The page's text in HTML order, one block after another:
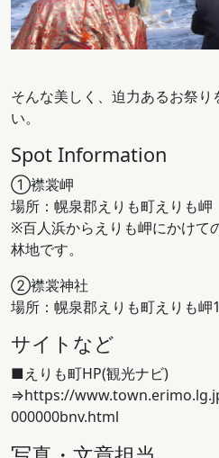
そんな美しく、迫力あるお祭り
い。
Spot Information
①襟裳岬
場所：幌泉郡えりも町えりも岬
※百人浜からえりも岬にかけて
林地です。
②襟裳神社
場所：幌泉郡えりも町えりも岬
サイトなど
■えりも町HP(観光ナビ)
⇒https://
000000bnv.html